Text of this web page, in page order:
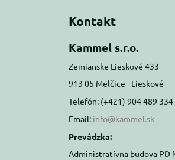
Kontakt
Kammel s.r.o.
Zemianske Lieskové 433
913 05 Melčice - Lieskové
Telefón: (+421) 904 489 334
Email: info@kammel.sk
Prevádzka:
Administratívna budova PD